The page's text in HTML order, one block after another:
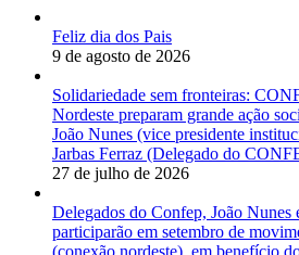
Feliz dia dos Pais
9 de agosto de 2026
Solidariedade sem fronteiras:
Nordeste preparam grande ação
João Nunes (vice presidente
Jarbas Ferraz (Delegado do
27 de julho de 2026
Delegados do Confep, João Nunes
participarão em setembro de
(conexão nordeste), em benefício